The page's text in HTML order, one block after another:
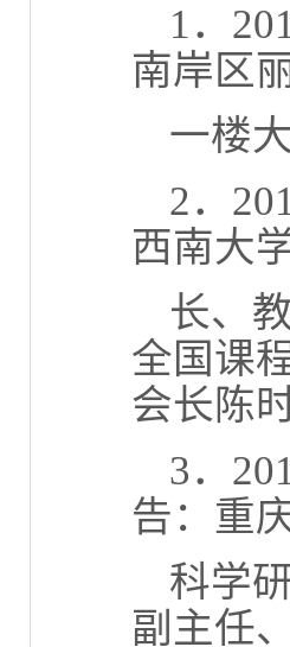
1．
南岸区
一楼
2．
西南大
长、
全国课
会长陈
3．
告：重
科学
副主任